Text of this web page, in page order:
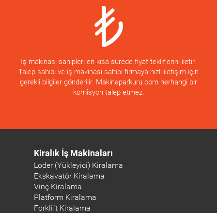
İş makinası sahipleri en kısa sürede fiyat tekliflerini iletir.
Talep sahibi ve iş makinası sahibi firmaya hızlı iletişim için
gerekli bilgiler gönderilir. Makinaparkuru.com herhangi bir
komisyon talep etmez.
Kiralık İş Makinaları
Loder (Yükleyici) Kiralama
Ekskavatör Kiralama
Vinç Kiralama
Platform Kiralama
Forklift Kiralama